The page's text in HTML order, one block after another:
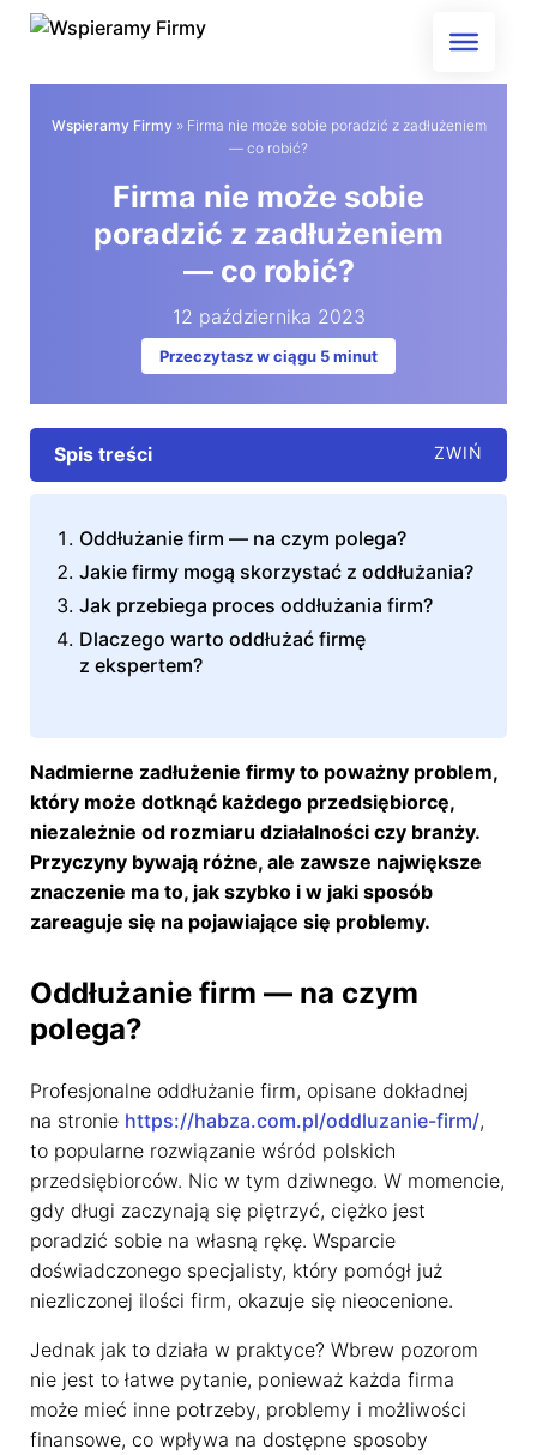
Skip
Wspieramy Firmy » Firma nie może sobie poradzić z zadłużeniem
— co robić?
Firma nie może sobie
poradzić z zadłużeniem
— co robić?
12 października 2023
Przeczytasz w ciągu 5 minut
Spis treści
Oddłużanie firm — na czym polega?
Jakie firmy mogą skorzystać z oddłużania?
Jak przebiega proces oddłużania firm?
Dlaczego warto oddłużać firmę
z ekspertem?
Nadmierne zadłużenie firmy to poważny problem,
który może dotknąć każdego przedsiębiorcę,
niezależnie od rozmiaru działalności czy branży.
Przyczyny bywają różne, ale zawsze największe
znaczenie ma to, jak szybko i w jaki sposób
zareaguje się na pojawiające się problemy.
Oddłużanie firm — na czym
polega?
Profesjonalne oddłużanie firm, opisane dokładnej
na stronie https://habza.com.pl/oddluzanie-firm/,
to popularne rozwiązanie wśród polskich
przedsiębiorców. Nic w tym dziwnego. W momencie,
gdy długi zaczynają się piętrzyć, ciężko jest
poradzić sobie na własną rękę. Wsparcie
doświadczonego specjalisty, który pomógł już
niezliczonej ilości firm, okazuje się nieocenione.
Jednak jak to działa w praktyce? Wbrew pozorom
nie jest to łatwe pytanie, ponieważ każda firma
może mieć inne potrzeby, problemy i możliwości
finansowe, co wpływa na dostępne sposoby